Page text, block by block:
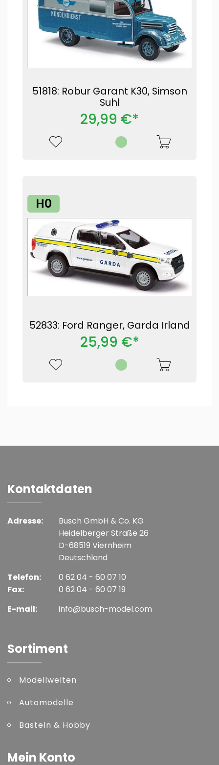
51818: Robur Garant K30, Simson
Suhl
29,99 €*
H0
52833: Ford Ranger, Garda Irland
25,99 €*
Kontaktdaten
Adresse:
Busch GmbH & Co. KG
Heidelberger Straße 26
D-68519 Viernheim
Deutschland
Telefon:
Fax:
0 62 04 - 60 07 10
0 62 04 - 60 07 19
E-mail:
info@busch-model.com
Sortiment
Modellwelten
Automodelle
Basteln & Hobby
Mein Konto